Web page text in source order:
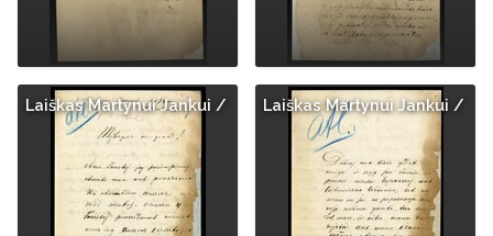
Laiškas Martynui Jankui / Laiškas Martynui Jankui /